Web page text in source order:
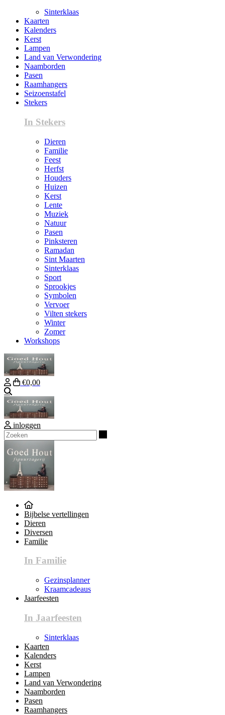
Sinterklaas
Kaarten
Kalenders
Kerst
Lampen
Land van Verwondering
Naamborden
Pasen
Raamhangers
Seizoenstafel
Stekers
In Stekers
Dieren
Familie
Feest
Herfst
Houders
Huizen
Kerst
Lente
Muziek
Natuur
Pasen
Pinksteren
Ramadan
Sint Maarten
Sinterklaas
Sport
Sprookjes
Symbolen
Vervoer
Vilten stekers
Winter
Zomer
Workshops
€0,00
inloggen
Bijbelse vertellingen
Dieren
Diversen
Familie
In Familie
Gezinsplanner
Kraamcadeaus
Jaarfeesten
In Jaarfeesten
Sinterklaas
Kaarten
Kalenders
Kerst
Lampen
Land van Verwondering
Naamborden
Pasen
Raamhangers